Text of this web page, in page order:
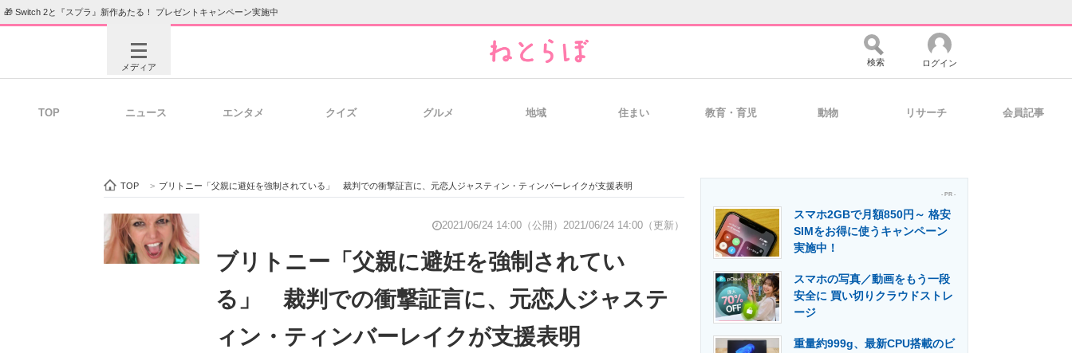
🎁 Switch 2と『スプラ』新作あたる！ プレゼントキャンペーン実施中
メディア
ビジネスと働き方のヒント 経営リーダーのコミュニティ マーケ×ITの今がよく分かる
ITエンジニア向け専門サイト 企業向けIT製品の総合サイト IT製品の技術・比較・事例 製造業のIT導入・活用を支援
検索 ログイン
TOP ニュース エンタメ クイズ グルメ 地域 住まい 教育・育児 動物 リサーチ 会員記事
TOP > ブリトニー「父親に避妊を強制されている」 裁判での衝撃証言に、元恋人ジャスティン・ティンバーレイクが支援表明
2021/06/24 14:00（公開） 2021/06/24 14:00（更新）
ブリトニー「父親に避妊を強制されてい
る」 裁判での衝撃証言に、元恋人ジャステ
ィン・ティンバーレイクが支援表明
- PR -
スマホ2GBで月額850円～ 格安
SIMをお得に使うキャンペーン
実施中！
スマホの写真／動画をもう一段
安全に 買い切りクラウドストレ
ージ
重量約999g、最新CPU搭載のビ